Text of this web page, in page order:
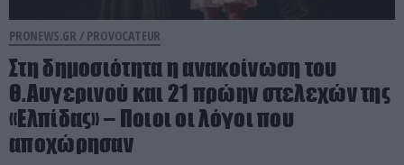
PRONEWS.GR / PROVOCATEUR
Στη δημοσιότητα η ανακοίνωση του
Θ.Αυγερινού και 21 πρώην στελεχών της
«Ελπίδας» – Ποιοι οι λόγοι που
αποχώρησαν